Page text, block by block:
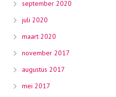
september 2020
juli 2020
maart 2020
november 2017
augustus 2017
mei 2017